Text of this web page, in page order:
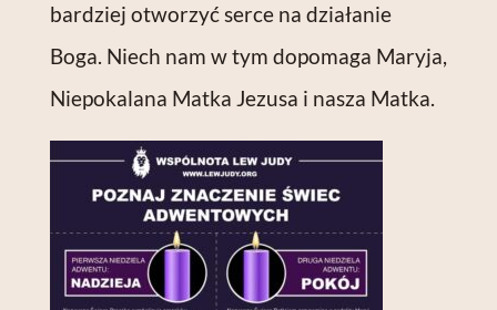
bardziej otworzyć serce na działanie
Boga. Niech nam w tym dopomaga Maryja,
Niepokalana Matka Jezusa i nasza Matka.